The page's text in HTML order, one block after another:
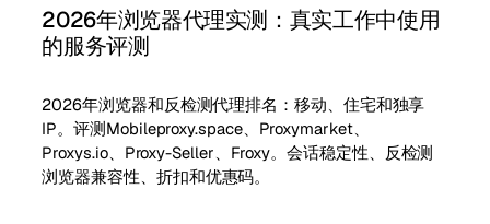
2026年浏览器代理实测：真实工作中使用
的服务评测
2026年浏览器和反检测代理排名：移动、住宅和独享
IP。评测Mobileproxy.space、Proxymarket、
Proxys.io、Proxy-Seller、Froxy。会话稳定性、反检测
浏览器兼容性、折扣和优惠码。